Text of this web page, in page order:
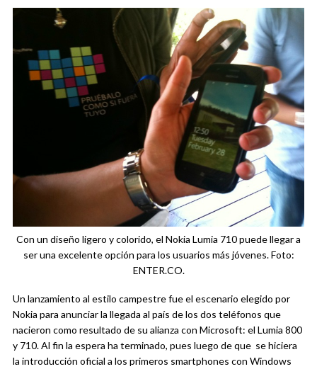
Con un diseño ligero y colorido, el Nokia Lumia 710 puede llegar a
ser una excelente opción para los usuarios más jóvenes. Foto:
ENTER.CO.
Un lanzamiento al estilo campestre fue el escenario elegido por
Nokia para anunciar la llegada al país de los dos teléfonos que
nacieron como resultado de su alianza con Microsoft: el Lumia 800
y 710. Al fin la espera ha terminado, pues luego de que se hiciera
la introducción oficial a los primeros smartphones con Windows